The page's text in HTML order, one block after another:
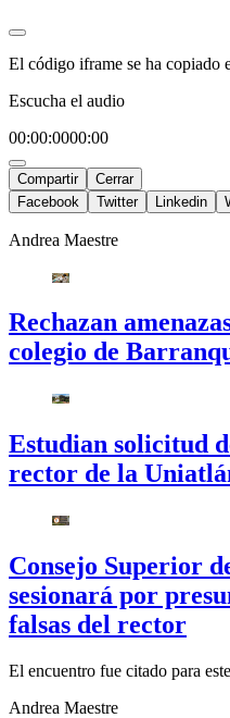
El código iframe se ha copiado
Escucha el audio
00:00:0000:00
Compartir
Cerrar
Facebook
Twitter Linkedin
Andrea Maestre
Rechazan
colegio de
Estudian solicitud
rector de la
Consejo Superior
sesionará por
falsas del rector
El encuentro fue citado para
Andrea Maestre